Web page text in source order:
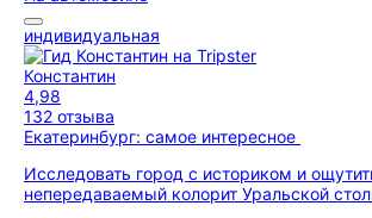
индивидуальная
Константин
4,98
132 отзыва
Екатеринбург: самое интересное
Исследовать город с историком и
непередаваемый колорит Уральской